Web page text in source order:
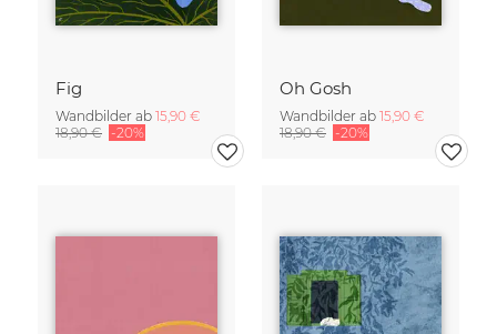
Fig
Wandbilder ab 15,90 €
18,90 € -20%
Oh Gosh
Wandbilder ab 15,90 €
18,90 € -20%